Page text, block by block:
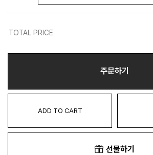
TOTAL PRICE
주문하기
ADD TO CART
선물하기